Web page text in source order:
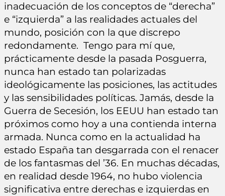
inadecuación de los conceptos de “derecha”
e “izquierda” a las realidades actuales del
mundo, posición con la que discrepo
redondamente. Tengo para mí que,
prácticamente desde la pasada Posguerra,
nunca han estado tan polarizadas
ideológicamente las posiciones, las actitudes
y las sensibilidades políticas. Jamás, desde la
Guerra de Secesión, los EEUU han estado tan
próximos como hoy a una contienda interna
armada. Nunca como en la actualidad ha
estado España tan desgarrada con el renacer
de los fantasmas del ’36. En muchas décadas,
en realidad desde 1964, no hubo violencia
significativa entre derechas e izquierdas en